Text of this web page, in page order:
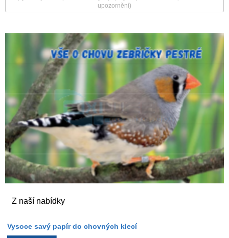
Z naší nabídky
Vysoce savý papír do chovných klecí
upozornění)